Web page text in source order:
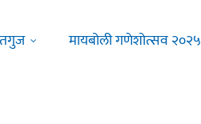
मायबोली गणेशोत्सव २०२५